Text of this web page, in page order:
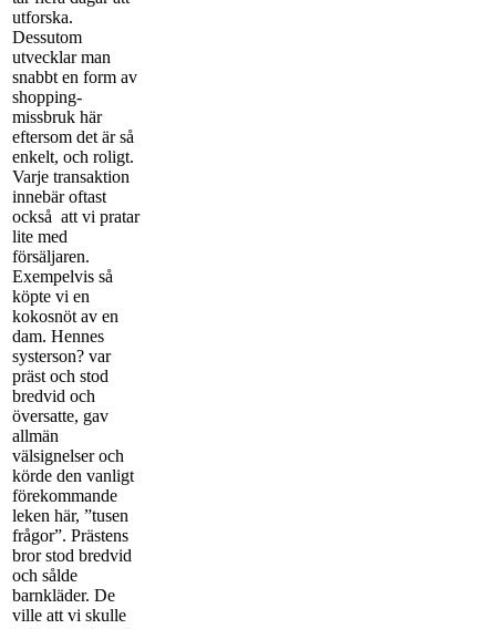
utforska.
Dessutom
utvecklar man
snabbt en form av
shopping-
missbruk här
eftersom det är så
enkelt, och roligt.
Varje transaktion
innebär oftast
också att vi pratar
lite med
försäljaren.
Exempelvis så
köpte vi en
kokosnöt av en
dam. Hennes
systerson? var
präst och stod
bredvid och
översatte, gav
allmän
välsignelser och
körde den vanligt
förekommande
leken här, ”tusen
frågor”. Prästens
bror stod bredvid
och sålde
barnkläder. De
ville att vi skulle